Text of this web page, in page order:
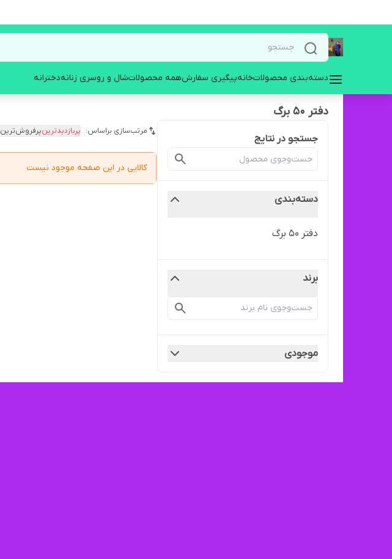
دسته‌بندی محصولاتخانهپیگیری سفارشهمه محصولاتشال و روسری زنانهدخترانه
دفتر 50 برگ
جستجو در نتایج
دسته‌بندی
دفتر 50 برگ
برند
موجودی
مرتب‌سازی براساس: پربازدیدترینپرفروش‌ترین
کالایی در این صفحه موجود نیست